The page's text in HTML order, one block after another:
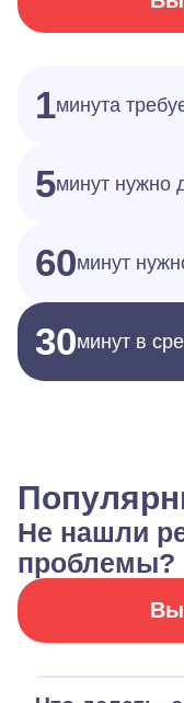
1минута
5минут нужно
60минут
30минут в
Не нашли
проблемы?